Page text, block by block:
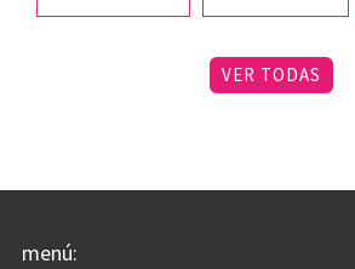
VER TODAS
menú: